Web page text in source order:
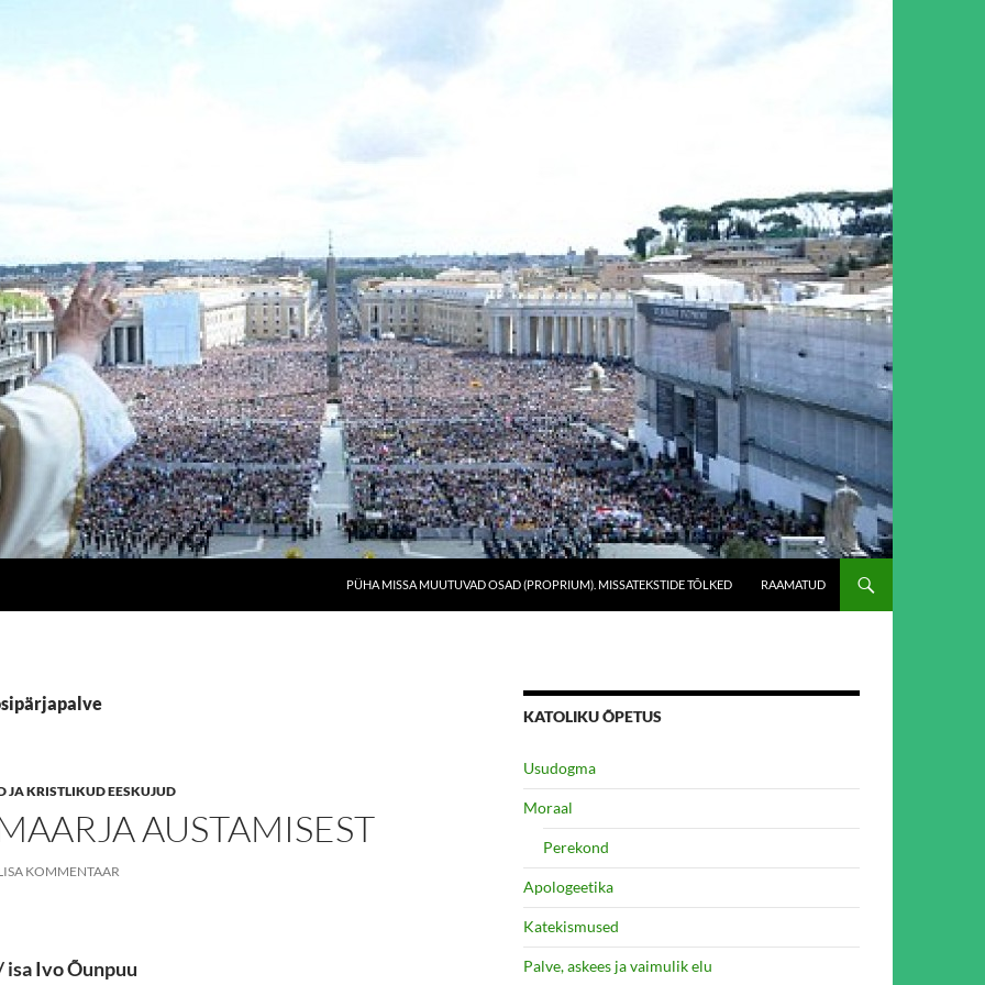
PÜHA MISSA MUUTUVAD OSAD (PROPRIUM). MISSATEKSTIDE TÕLKED RAAMATUD
JA KRISTLIKUD EESKUJUD
AUSTAMISEST
KOMMENTAAR
isa Ivo Õunpuu
KATOLIKU ÕPETUS
Usudogma
Moraal
Perekond
Apologeetika
Katekismused
Palve, askees ja vaimulik elu